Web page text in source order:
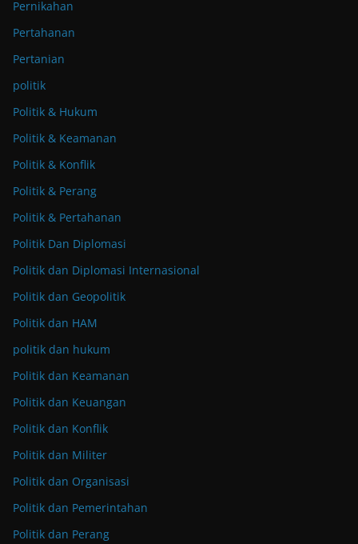
Pernikahan
Pertahanan
Pertanian
politik
Politik & Hukum
Politik & Keamanan
Politik & Konflik
Politik & Perang
Politik & Pertahanan
Politik Dan Diplomasi
Politik dan Diplomasi Internasional
Politik dan Geopolitik
Politik dan HAM
politik dan hukum
Politik dan Keamanan
Politik dan Keuangan
Politik dan Konflik
Politik dan Militer
Politik dan Organisasi
Politik dan Pemerintahan
Politik dan Perang